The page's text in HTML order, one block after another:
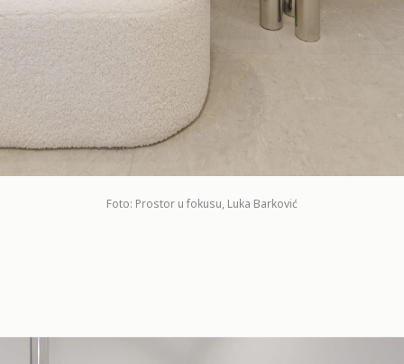
Foto: Prostor u fokusu, Luka Barković